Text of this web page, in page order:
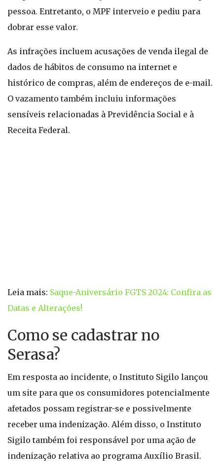
pessoa. Entretanto, o MPF interveio e pediu para
dobrar esse valor.
As infrações incluem acusações de venda ilegal de
dados de hábitos de consumo na internet e
histórico de compras, além de endereços de e-mail.
O vazamento também incluiu informações
sensíveis relacionadas à Previdência Social e à
Receita Federal.
Leia mais: Saque-Aniversário FGTS 2024: Confira as
Datas e Alterações!
Como se cadastrar no
Serasa?
Em resposta ao incidente, o Instituto Sigilo lançou
um site para que os consumidores potencialmente
afetados possam registrar-se e possivelmente
receber uma indenização. Além disso, o Instituto
Sigilo também foi responsável por uma ação de
indenização relativa ao programa Auxílio Brasil.